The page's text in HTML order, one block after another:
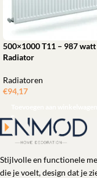
500×1000 T11 – 987 watt
Radiator
Radiatoren
€94,17
Stijlvolle en functionele
die je voelt, design dat je